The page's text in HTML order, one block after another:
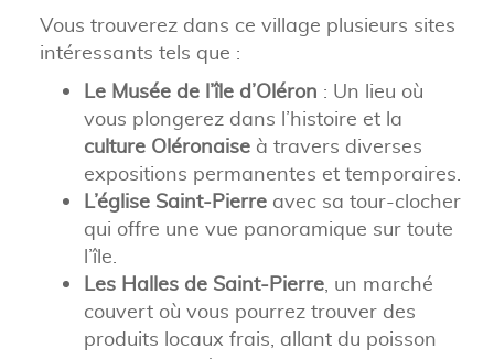
Vous trouverez dans ce village plusieurs sites
intéressants tels que :
Le Musée de l’île d’Oléron : Un lieu où
vous plongerez dans l’histoire et la
culture Oléronaiseà travers diverses
expositions permanentes et temporaires.
L’église Saint-Pierreavec sa tour-clocher
qui offre une vue panoramique sur toute
l’île.
Les Halles de Saint-Pierre, un marché
couvert où vous pourrez trouver des
produits locaux frais, allant du poisson